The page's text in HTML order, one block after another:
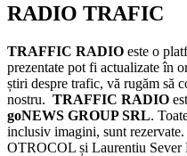
RADIO TRAFIC
TRAFFIC RADIO este o
prezentate pot fi actualizate în
știri despre trafic, vă rugăm să
nostru. TRAFFIC RADIO
goNEWS GROUP SRL.
inclusiv imagini, sunt
OTROCOL și Laurentiu Sever